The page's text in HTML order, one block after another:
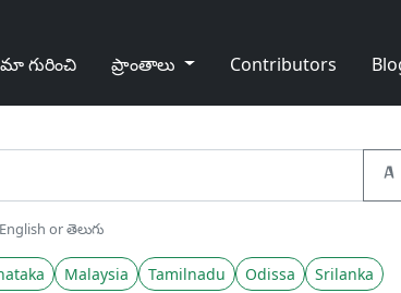
మా గురించి ప్రాంతాలు Contributors
A
or తెలుగు
Malaysia Tamilnadu Odissa
Srilanka